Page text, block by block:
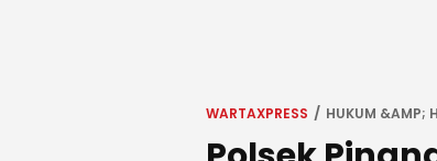
WARTAXPRESS HUKUM &AMP;